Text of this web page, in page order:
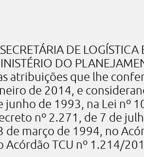
DE
DO
atribuições que lhe
de 2014, e
junho de 1993, na Lei nº
nº 2.271, de 7 de
de março de 1994, no
Acórdão TCU nº 1.214/